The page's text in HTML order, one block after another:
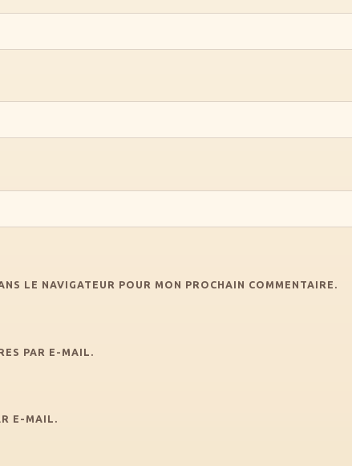
LE NAVIGATEUR POUR MON PROCHAIN COMMENTAIRE.
PAR E-MAIL.
E-MAIL.